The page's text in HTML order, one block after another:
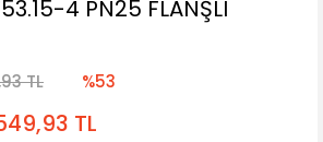
4 PN25 FLANŞLI
TL %53
TL